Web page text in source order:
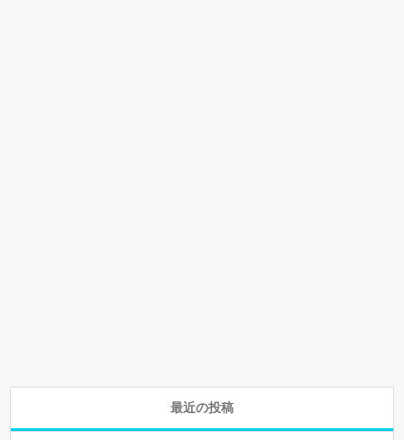
最近の投稿